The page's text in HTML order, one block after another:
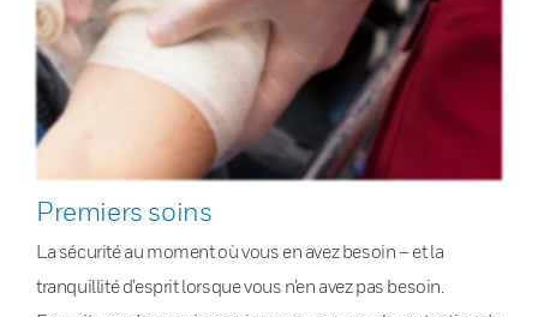
Premiers soins
La sécurité au moment où vous en avez besoin – et la
tranquillité d’esprit lorsque vous n’en avez pas besoin.